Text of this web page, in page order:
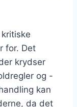
for. Det
krydser
og -
kan
da det